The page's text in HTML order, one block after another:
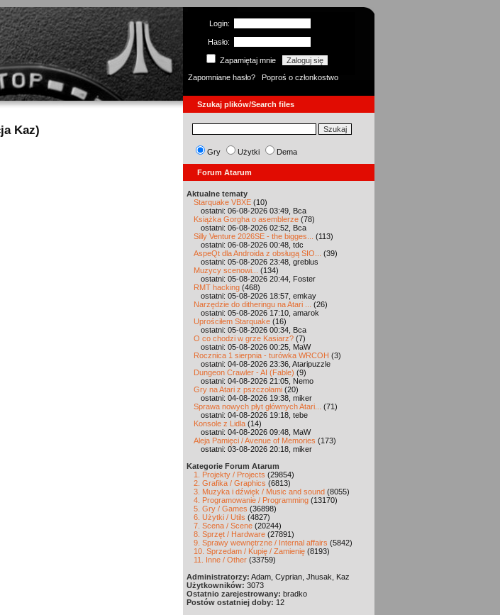
Login:
Hasło:
Zapamiętaj mnie
Zapomniane hasło?
Poproś o członkostwo
Szukaj plików/Search files
Kaz)
Gry Użytki Dema
Forum Atarum
Aktualne tematy
Starquake VBXE (10)
ostatni: 06-08-2026 03:49, Bca
Książka Gorgha o asemblerze (78)
ostatni: 06-08-2026 02:52, Bca
Silly Venture 2026SE - the bigges...
(113)
ostatni: 06-08-2026 00:48, tdc
AspeQt dla Androida z obsługą SIO...
(39)
ostatni: 05-08-2026 23:48, greblus
Muzycy scenowi...
(134)
ostatni: 05-08-2026 20:44, Foster
RMT hacking (468)
ostatni: 05-08-2026 18:57, emkay
Narzędzie do ditheringu na Atari ...
(26)
ostatni: 05-08-2026 17:10, amarok
Uprościłem Starquake (16)
ostatni: 05-08-2026 00:34, Bca
O co chodzi w grze Kasiarz? (7)
ostatni: 05-08-2026 00:25, MaW
Rocznica 1 sierpnia - turówka WRCOH (3)
ostatni: 04-08-2026 23:36, Ataripuzzle
Dungeon Crawler - AI (Fable) (9)
ostatni: 04-08-2026 21:05, Nemo
Gry na Atari z pszczołami (20)
ostatni: 04-08-2026 19:38, miker
Sprawa nowych płyt głównych Atari...
(71)
ostatni: 04-08-2026 19:18, tebe
Konsole z Lidla (14)
ostatni: 04-08-2026 09:48, MaW
Aleja Pamięci / Avenue of Memories (173)
ostatni: 03-08-2026 20:18, miker
Kategorie Forum Atarum
1. Projekty / Projects (29854)
2. Grafika / Graphics (6813)
3. Muzyka i dźwięk / Music and sound (8055)
4. Programowanie / Programming (13170)
5. Gry / Games (36898)
6. Użytki / Utils (4827)
7. Scena / Scene (20244)
8. Sprzęt / Hardware (27891)
9. Sprawy wewnętrzne / Internal affairs (5842)
10. Sprzedam / Kupię / Zamienię (8193)
11. Inne / Other (33759)
Administratorzy: Adam, Cyprian, Jhusak, Kaz
Użytkowników: 3073
Ostatnio zarejestrowany: bradko
Postów ostatniej doby: 12